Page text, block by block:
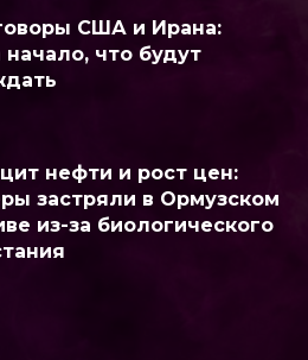
США и Ирана:
начало, что будут
нефти и рост цен:
застряли в Ормузском
из-за биологического